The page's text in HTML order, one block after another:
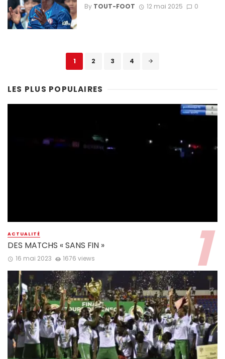
By TOUT-FOOT 12 mai 2025 0
1 2 3 4
LES PLUS POPULAIRES
ACTUALITÉ
DES MATCHS « SANS FIN »
16 mai 2023 1676 views